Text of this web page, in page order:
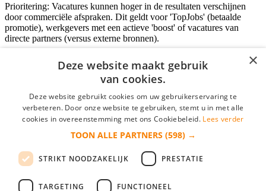
Prioritering: Vacatures kunnen hoger in de resultaten verschijnen
door commerciële afspraken. Dit geldt voor 'TopJobs' (betaalde
promotie), werkgevers met een actieve 'boost' of vacatures van
directe partners (versus externe bronnen).
E-mail*
login gegevens onthouden
login
×
Deze website maakt gebruik
van cookies.
Deze website gebruikt cookies om uw gebruikerservaring te
verbeteren. Door onze website te gebruiken, stemt u in met alle
cookies in overeenstemming met ons Cookiebeleid. Lees verder
TOON ALLE PARTNERS (598) →
STRIKT NOODZAKELIJK PRESTATIE
TARGETING FUNCTIONEEL